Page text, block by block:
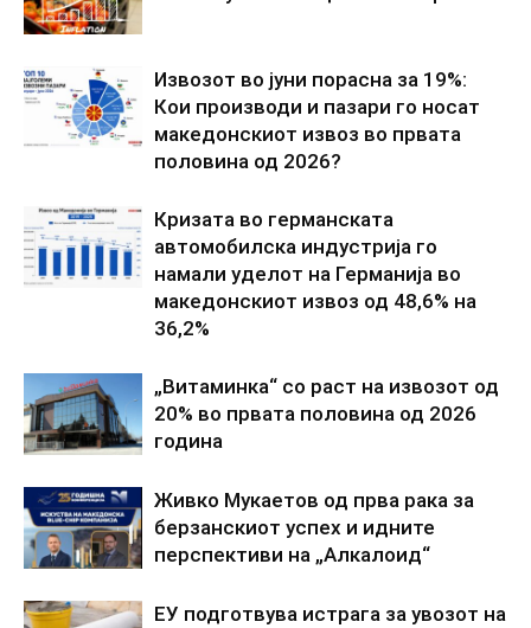
Извозот во јуни порасна за 19%:
Кои производи и пазари го носат
македонскиот извоз во првата
половина од 2026?
Кризата во германската
автомобилска индустрија го
намали уделот на Германија во
македонскиот извоз од 48,6% на
36,2%
„Витаминка“ со раст на извозот од
20% во првата половина од 2026
година
Живко Мукаетов од прва рака за
берзанскиот успех и идните
перспективи на „Алкалоид“
ЕУ подготвува истрага за увозот на